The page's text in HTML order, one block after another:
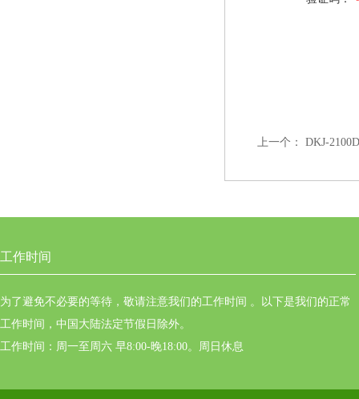
上一个： DKJ-
工作时间
为了避免不必要的等待，敬请注意我们的工作时间 。以下是我们的正常
工作时间，中国大陆法定节假日除外。
工作时间：周一至周六 早8:00-晚18:00。周日休息